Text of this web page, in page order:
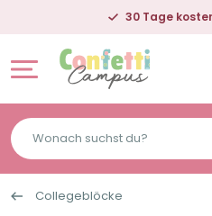
30 Tage
Wonach
suchst
du?
Collegeblöcke